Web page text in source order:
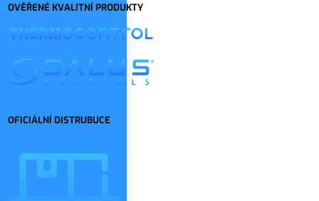
OVĚŘENÉ KVALITNÍ PRODUKTY
OFICIÁLNÍ DISTRUBUCE